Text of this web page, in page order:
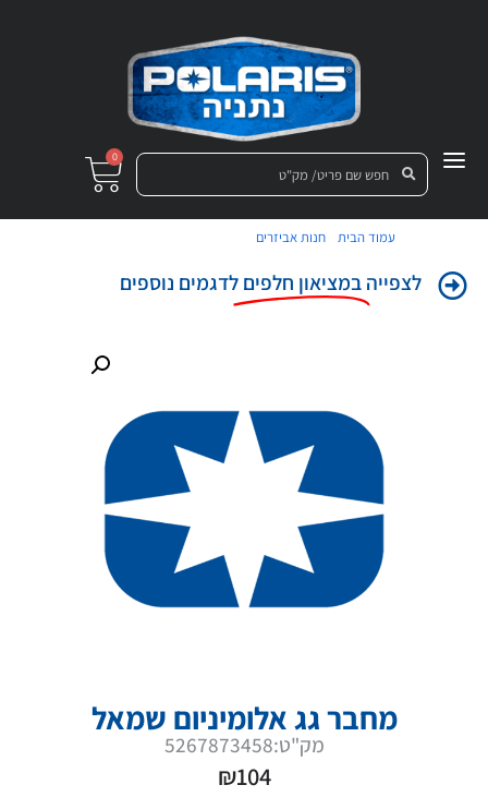
0
עמוד הבית חנות אביזרים
לצפייהבמציאון חלפים לדגמים נוספים
מחבר גג אלומיניום שמאל
מק"ט:5267873458
₪104